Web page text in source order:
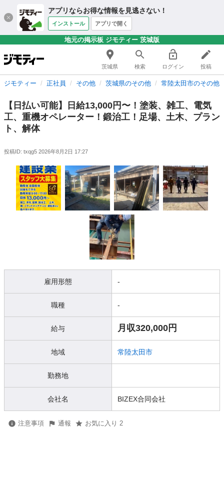
アプリならお得な情報を見逃さない！
インストール アプリで開く
地元の掲示板 ジモティー 茨城版
茨城県 検索 ログイン 投稿
ジモティー 正社員 その他 茨城県のその他 常陸太田市のその他
【日払い可能】日給13,000円〜！塗装、雑工、電気
工、重機オペレーター！鍛治工！足場、土木、プラン
ト、解体
投稿ID: txqg5 2026年8月2日 17:27
雇用形態 -
職種 -
給与 月収320,000円
地域 常陸太田市
勤務地
会社名 BIZEX合同会社
注意事項 通報 お気に入り 2